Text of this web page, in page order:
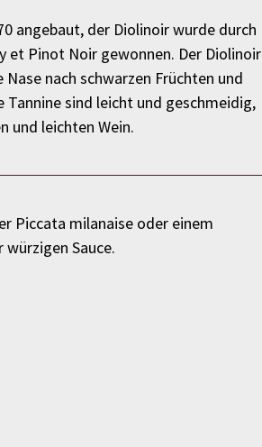
angebaut, der Diolinoir wurde durch
et Pinot Noir gewonnen. Der Diolinoir
nach schwarzen Früchten und
Tannine sind leicht und geschmeidig,
und leichten Wein.
Piccata milanaise oder einem
Sauce.